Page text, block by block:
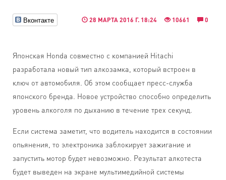
Вконтакте 28 МАРТА 2016 Г. 18:24 10661 0
Японская Honda совместно с компанией Hitachi
разработала новый тип алкозамка, который встроен в
ключ от автомобиля. Об этом сообщает пресс-служба
японского бренда. Новое устройство способно определить
уровень алкоголя по дыханию в течение трех секунд.
Если система заметит, что водитель находится в состоянии
опьянения, то электроника заблокирует зажигание и
запустить мотор будет невозможно. Результат алкотеста
будет выведен на экране мультимедийной системы